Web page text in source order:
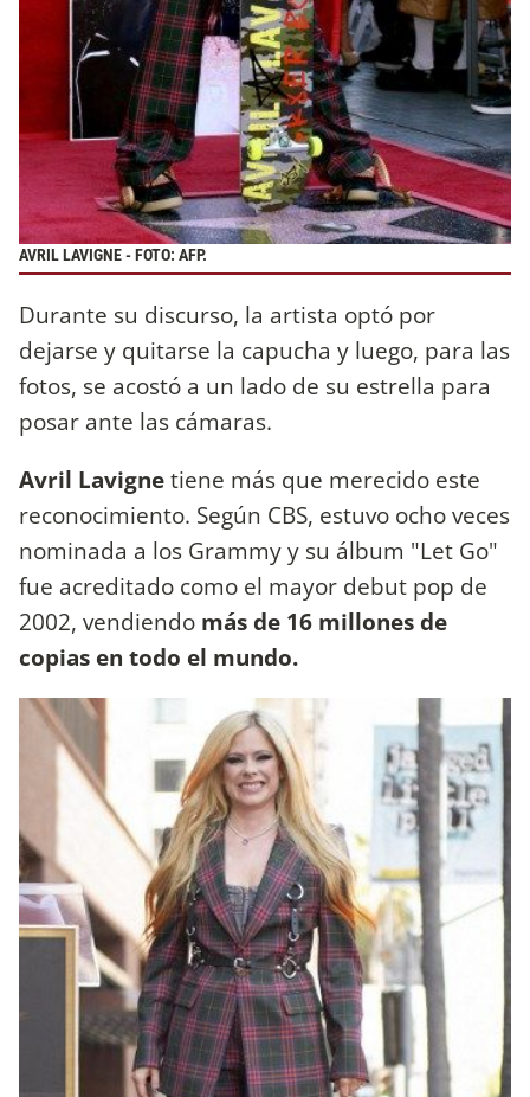
AVRIL LAVIGNE - FOTO: AFP.
Durante su discurso, la artista optó por
dejarse y quitarse la capucha y luego, para las
fotos, se acostó a un lado de su estrella para
posar ante las cámaras.
Avril Lavignetiene más que merecido este
reconocimiento. Según CBS, estuvo ocho veces
nominada a los Grammy y su álbum "Let Go"
fue acreditado como el mayor debut pop de
2002, vendiendo más de 16 millones de
copias en todo el mundo.